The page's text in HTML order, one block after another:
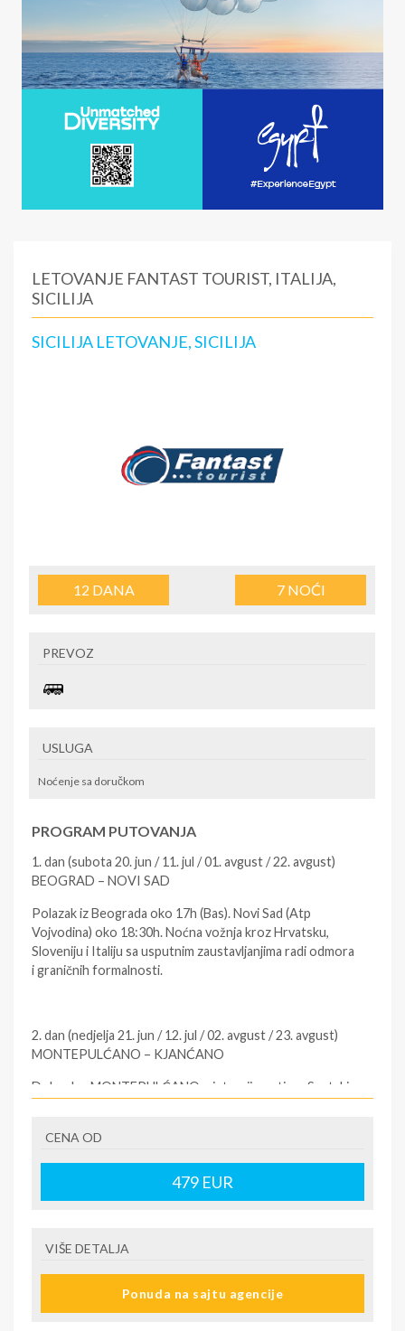
LETOVANJE FANTAST TOURIST, ITALIJA,
SICILIJA
SICILIJA LETOVANJE, SICILIJA
12 DANA 7NOĆI
PREVOZ
USLUGA
Noćenje sa doručkom
PROGRAM PUTOVANJA
1. dan (subota 20. jun / 11. jul / 01. avgust / 22. avgust)
BEOGRAD – NOVI SAD
Polazak iz Beograda oko 17h (Bas). Novi Sad (Atp
Vojvodina) oko 18:30h. Noćna vožnja kroz Hrvatsku,
Sloveniju i Italiju sa usputnim zaustavljanjima radi odmora
i graničnih formalnosti.
2. dan (nedjelja 21. jun / 12. jul / 02. avgust / 23. avgust)
MONTEPULĆANO – KJANĆANO
Dolazak u MONTEPULĆANO u jutarnjim satima. Svetski
“Piazza Grande” i slobodno vreme. Preporuka za posetu
jednom od vinskih podruma smeštenih ispod grada u
steni. Nestvaran ambijent i čudesna priča uz degustaciju
plemićkog vina “Nobile”. Polazak za Kjanćano terme.
prošetate do srednjovekovnog grada Kjanćana.
Noćenje.
CENA OD
479 EUR
VIŠE DETALJA
Ponuda na sajtu agencije